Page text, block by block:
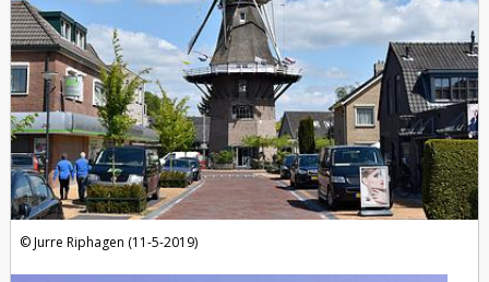
Jurre Riphagen (11-5-2019)